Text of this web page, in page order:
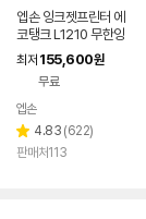
엡손 잉크젯프린터 에
코탱크 L1210 무한잉
크
최저 155,600원
무료
엡손
별
점
4.83 리
뷰
(622)
판매처113